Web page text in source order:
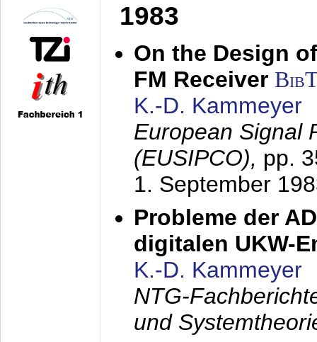
1983
On the Design
FM Receiver
K.-D. Kammeyer
European Signal
(EUSIPCO), pp.
1. September
Probleme der
digitalen UKW-
K.-D. Kammeyer
NTG-
und